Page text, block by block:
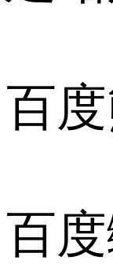
百
百